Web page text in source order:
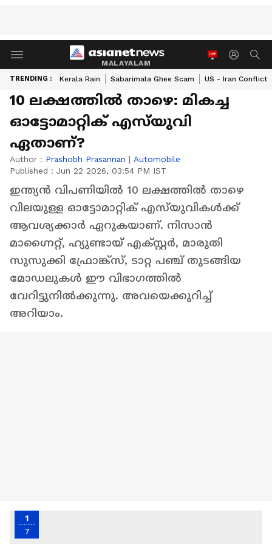
MALAYALAM
TRENDING : Kerala Rain Sabarimala Ghee Scam US - Iran Conflict
10 ലക്ഷത്തിൽ താഴെ: മികച്ച
ഓട്ടോമാറ്റിക് എസ്‌യുവി
ഏതാണ്?
Author : Prashobh Prasannan | Automobile
Published : Jun 22 2026, 03:54 PM IST
ഇന്ത്യൻ വിപണിയിൽ 10 ലക്ഷത്തിൽ താഴെ
വിലയുള്ള ഓട്ടോമാറ്റിക് എസ്‌യുവികൾക്ക്
ആവശ്യക്കാർ ഏറുകയാണ്. നിസാൻ
മാഗ്നൈറ്റ്, ഹ്യുണ്ടായ് എക്‌സ്റ്റർ, മാരുതി
സുസുക്കി ഫ്രോങ്ക്സ്, ടാറ്റ പഞ്ച് തുടങ്ങിയ
മോഡലുകൾ ഈ വിഭാഗത്തിൽ
വേറിട്ടുനിൽക്കുന്നു. അവയെക്കുറിച്ച്
അറിയാം.
1
7